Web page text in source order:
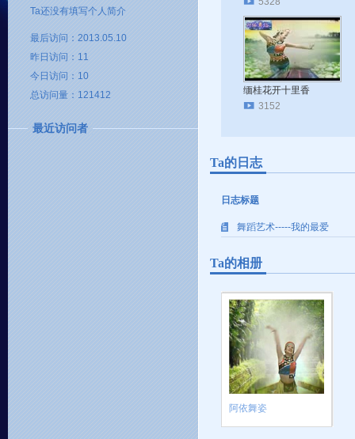
Ta还没有填写个人简介
最后访问：2013.05.10
昨日访问：11
今日访问：10
总访问量：121412
最近访问者
缅桂花开十里香
3152
Ta的日志
日志标题
舞蹈艺术-----我的最爱
Ta的相册
阿依舞姿